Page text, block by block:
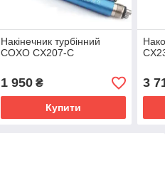
Накінечник турбінний
COXO CX207-C
1 950₴
Купити
3